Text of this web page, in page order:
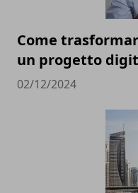
Come
un progetto
02/12/2024